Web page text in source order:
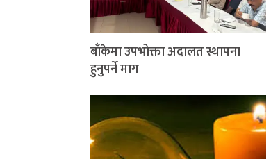
बाँकेमा उपभोक्ता अदालत स्थापना
हुनुपर्ने माग